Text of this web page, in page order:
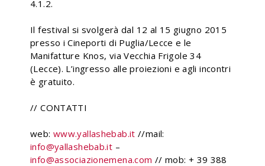
4.1.2.
Il festival si svolgerà dal 12 al 15 giugno 2015
presso i Cineporti di Puglia/Lecce e le
Manifatture Knos, via Vecchia Frigole 34
(Lecce). L’ingresso alle proiezioni e agli incontri
è gratuito.
// CONTATTI
web: www.yallashebab.it //mail:
info@yallashebab.it –
info@associazionemena.com // mob: + 39 388